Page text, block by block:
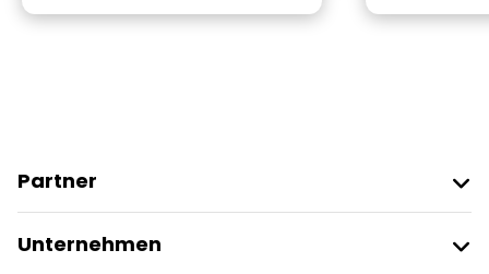
Partner
Anbieter-Anmeldung
Unternehmen